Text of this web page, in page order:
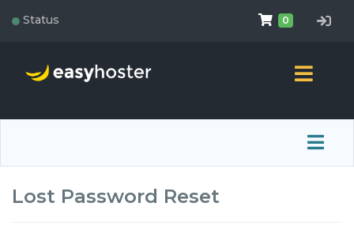
● Status 0 Shopping
Lost Password Reset